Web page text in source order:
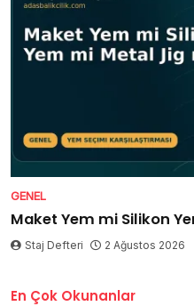
GENEL
Maket Yem mi Silikon
Staj Defteri 2 Ağustos 2026
En Çok Okunanlar